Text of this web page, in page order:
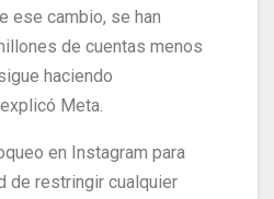
ese cambio, se han
de cuentas menos
haciendo
Meta.
en Instagram para
de restringir cualquier